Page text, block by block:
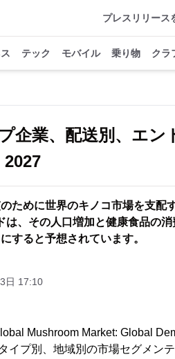
プレスリリース
テック モバイル 乗り物 クラ
企業、配送別、エン
2027
ために世界のキノコ市場を支配
、その人口増加と健康食品の
すると予想されています。
日 17:10
Mushroom Market: Global
プ別、地域別の市場セグメンテ